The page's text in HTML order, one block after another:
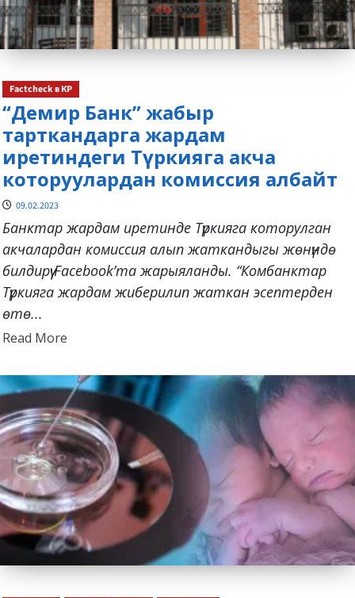
Factcheck в КР
“Демир Банк” жабыр
тарткандарга жардам
иретиндеги Түркияга акча
которуулардан комиссия албайт
09.02.2023
Банктар жардам иретинде Түркияга которулган
акчалардан комиссия алып жаткандыгы жөнүндө
билдирүү Facebook’та жарыяланды. “Комбанктар
Түркияга жардам жиберилип жаткан эсептерден
өтө...
Read MoreRead
about